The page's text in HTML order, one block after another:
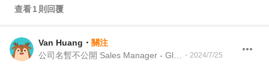
查看1 則回覆
Van Huang ・ 關注
・ 2024/7/25